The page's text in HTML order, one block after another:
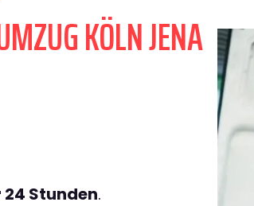
KÖLN JENA
Stunden.